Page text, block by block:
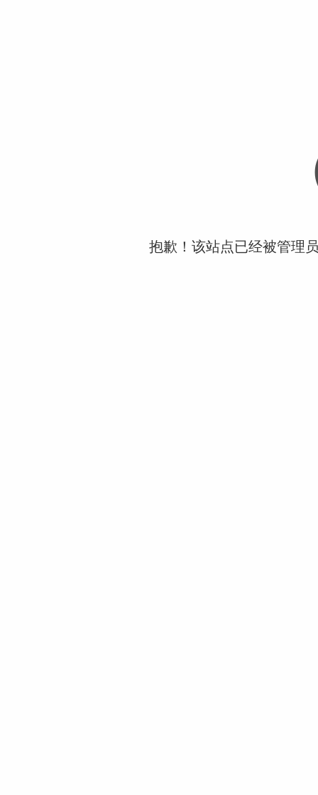
抱歉！该站点已经被管理